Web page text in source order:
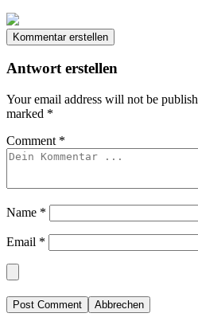
Kommentar erstellen
Antwort erstellen
Your email address will not be
marked *
Comment *
Name *
Email *
Abbrechen